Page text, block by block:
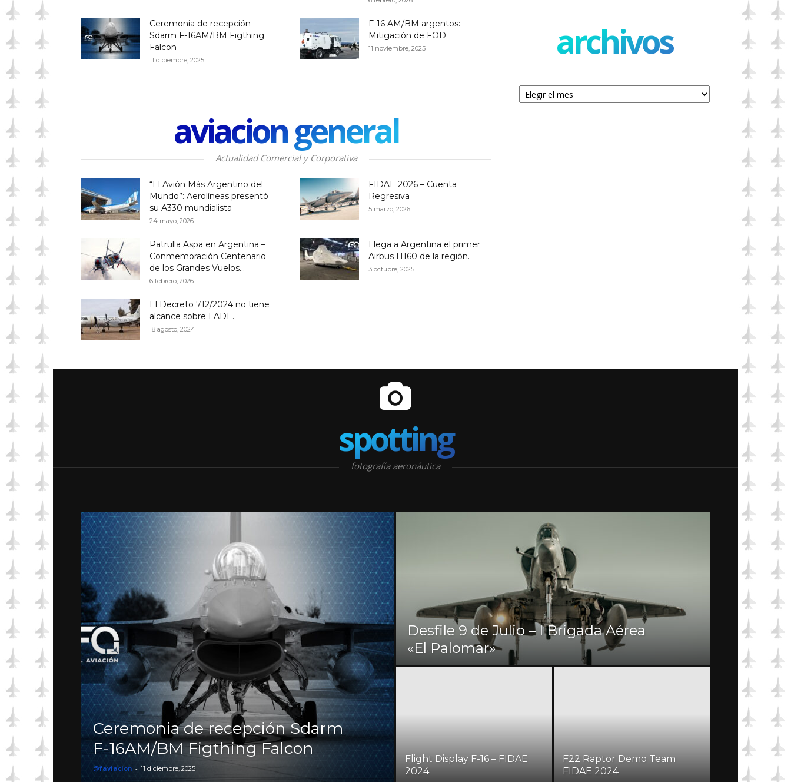
Ceremonia de recepción
Sdarm F-16AM/BM Figthing
Falcon
11 diciembre, 2025
F-16 AM/BM argentos:
Mitigación de FOD
11 noviembre, 2025
aviacion general
Actualidad Comercial y Corporativa
“El Avión Más Argentino del
Mundo”: Aerolíneas presentó
su A330 mundialista
24 mayo, 2026
FIDAE 2026 – Cuenta
Regresiva
5 marzo, 2026
Patrulla Aspa en Argentina –
Conmemoración Centenario
de los Grandes Vuelos...
6 febrero, 2026
Llega a Argentina el primer
Airbus H160 de la región.
3 octubre, 2025
El Decreto 712/2024 no tiene
alcance sobre LADE.
18 agosto, 2024
archivos
Archivos
spotting
fotografía aeronáutica
Ceremonia de recepción Sdarm
F-16AM/BM Figthing Falcon
@faviacion - 11 diciembre, 2025
Desfile 9 de Julio – I Brigada Aérea
«El Palomar»
Flight Display F-16 – FIDAE
2024
F22 Raptor Demo Team
FIDAE 2024